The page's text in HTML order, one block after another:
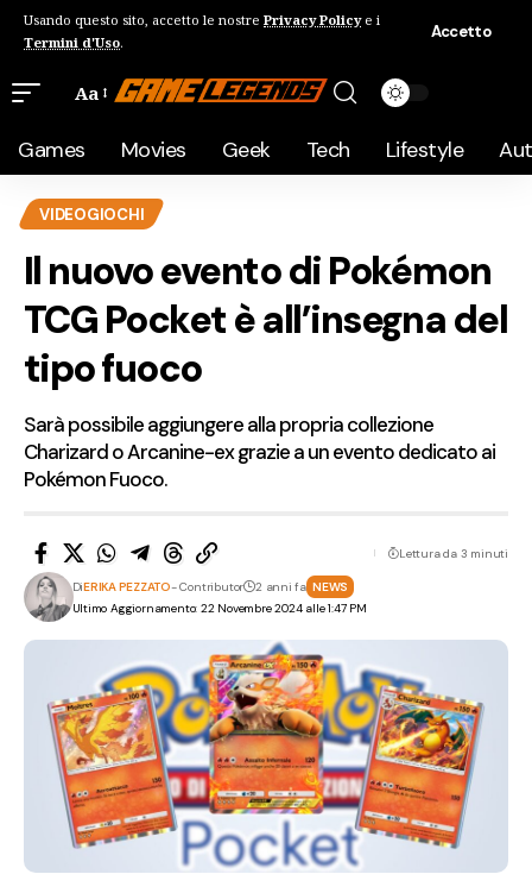
Usando questo sito, accetto le nostre Privacy Policye i
Termini d'Uso.
Accetto
Aa
Games Movies Geek Tech Lifestyle
VIDEOGIOCHI
Il nuovo evento di Pokémon
TCG Pocket è all’insegna del
tipo fuoco
Sarà possibile aggiungere alla propria collezione
Charizard o Arcanine-ex grazie a un evento dedicato ai
Pokémon Fuoco.
Ultimo Aggiornamento: 22 Novembre 2024 alle 1:47 PM
DiERIKA PEZZATO- Contributor 2 anni fa NEWS
Lettura da 3 minuti